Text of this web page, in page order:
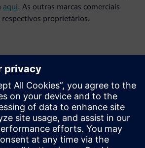
aqui. As outras marcas comerciais
respectivos proprietários.
Software PR Team